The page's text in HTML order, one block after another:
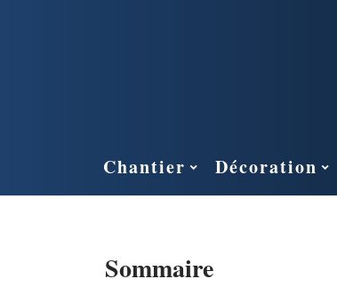
Chantier Décoration
Sommaire